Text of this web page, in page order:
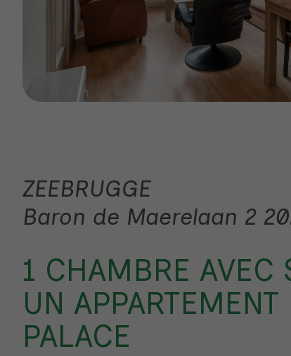
1 CHAMBRE AVEC
UN
PALACE
ZEEBRUGGE
Baron de Maerelaan 2